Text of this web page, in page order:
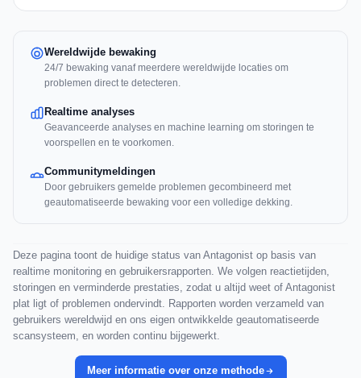
Wereldwijde bewaking
24/7 bewaking vanaf meerdere wereldwijde locaties om
problemen direct te detecteren.
Realtime analyses
Geavanceerde analyses en machine learning om storingen te
voorspellen en te voorkomen.
Communitymeldingen
Door gebruikers gemelde problemen gecombineerd met
geautomatiseerde bewaking voor een volledige dekking.
Deze pagina toont de huidige status van Antagonist op basis van
realtime monitoring en gebruikersrapporten. We volgen reactietijden,
storingen en verminderde prestaties, zodat u altijd weet of Antagonist
plat ligt of problemen ondervindt. Rapporten worden verzameld van
gebruikers wereldwijd en ons eigen ontwikkelde geautomatiseerde
scansysteem, en worden continu bijgewerkt.
Meer informatie over onze methode